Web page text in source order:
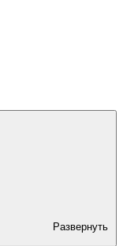
Развернуть